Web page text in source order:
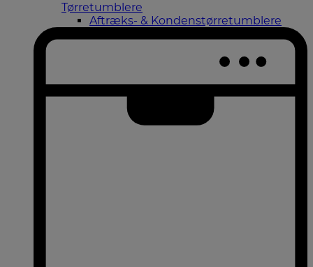
Tørretumblere
Aftræks- & Kondenstørretumblere